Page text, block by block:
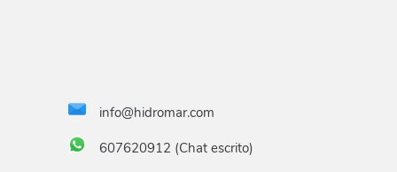
info@hidromar.com
607620912 (Chat escrito)